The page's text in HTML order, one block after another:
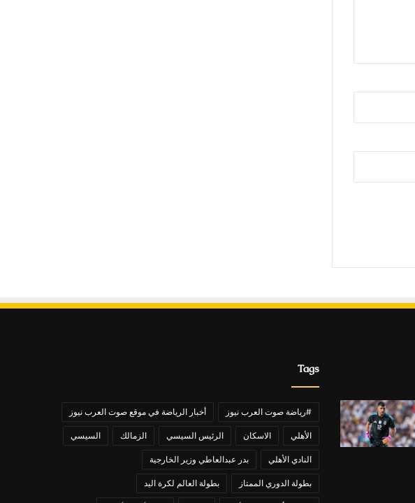
Tags
#رياضة صوت العرب نيوز أخبار الرياضة في موقع صوت العرب نيوز
الأهلي الاسكان الرئيس السيسي الزمالك السيسي
النادي الأهلي بدر عبدالعاطي وزير الخارجية
بطولة الدوري الممتاز بطولة العالم لكرة اليد